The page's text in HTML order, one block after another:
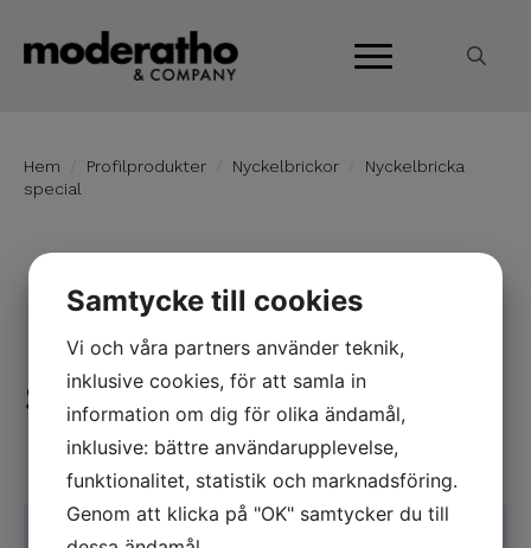
Hem Profilprodukter Nyckelbrickor
Nyckelbricka
special
No category image available.
Nyckelbricka
special
Samtycke till cookies
Vi och våra partners använder teknik,
inklusive cookies, för att samla in
information om dig för olika ändamål,
inklusive: bättre användarupplevelse,
funktionalitet, statistik och marknadsföring.
Genom att klicka på "OK" samtycker du till